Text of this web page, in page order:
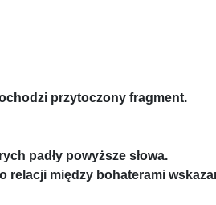
przytoczony fragment.
padły powyższe słowa.
między bohaterami